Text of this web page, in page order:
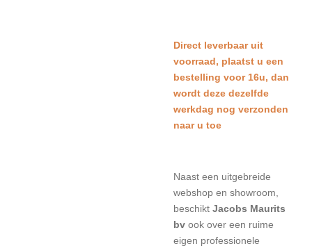
Direct leverbaar uit
voorraad, plaatst u een
bestelling voor 16u, dan
wordt deze dezelfde
werkdag nog verzonden
naar u toe
Naast een uitgebreide
webshop en showroom,
beschikt Jacobs Maurits
bv ook over een ruime
eigen professionele